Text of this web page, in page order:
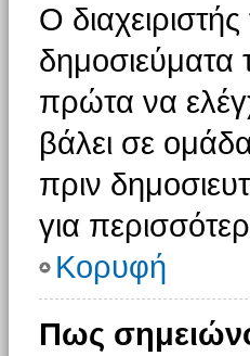
Ο
δημοσιεύματα
πρώτα να
βάλει σε
πριν
για
Κορυφή
Πως